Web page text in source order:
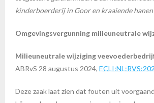
kinderboerderij in Goor en kraaiende
Omgevingsvergunning milieuneutrale
Milieuneutrale wijziging
ABRvS 28 augustus 2024,
Deze zaak laat zien dat fouten uit